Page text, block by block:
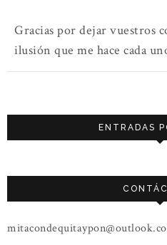
Gracias por dejar vuestros
ilusión que me hace cada
ENTRADAS